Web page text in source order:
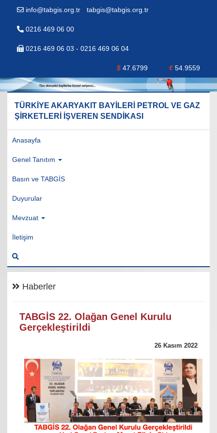
info@tabgis.org.tr - tabgis@tabgis.org.tr
0216 469 06 00
0216 469 06 03 - 0216 469 06 04
$ 47.6799 €54.9559
TÜRKİYE AKARYAKIT BAYİLERİ PETROL VE GAZ
ŞİRKETLERİ İŞVEREN SENDİKASI
Anasayfa
Genel Tanıtım
Basın ve TABGİS
Duyurular
Mevzuat
İletişim
Haberler
TABGİS 22. Olağan Genel Kurulu
Gerçekleştirildi
26 Kasım 2022